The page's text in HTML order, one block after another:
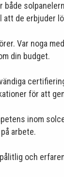
de erbjuder
Var noga
din budget.
för att
inom
arbete.
och